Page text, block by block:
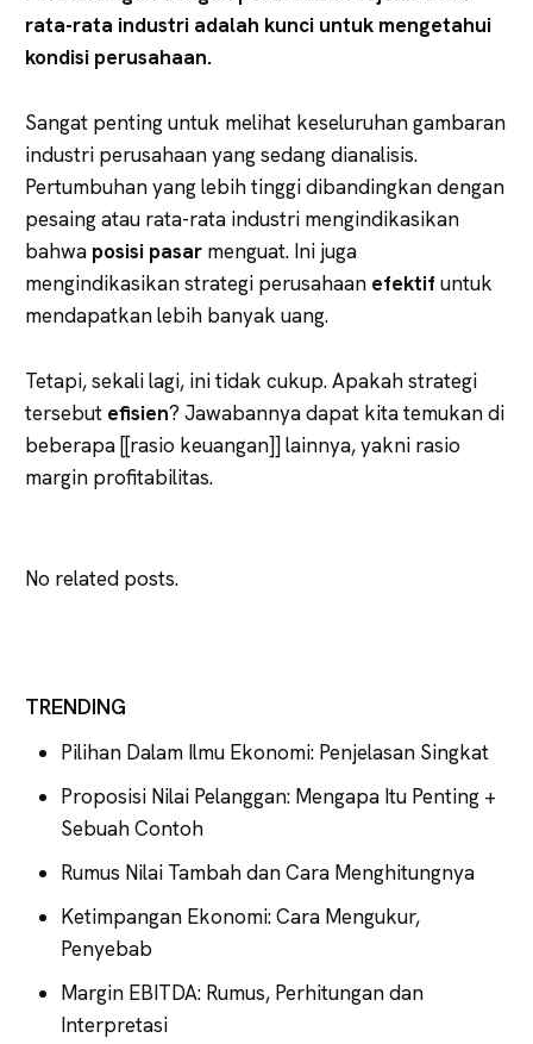
rata-rata industri adalah kunci untuk mengetahui
kondisi perusahaan.
Sangat penting untuk melihat keseluruhan gambaran
industri perusahaan yang sedang dianalisis.
Pertumbuhan yang lebih tinggi dibandingkan dengan
pesaing atau rata-rata industri mengindikasikan
bahwa posisi pasar menguat. Ini juga
mengindikasikan strategi perusahaan efektifuntuk
mendapatkan lebih banyak uang.
Tetapi, sekali lagi, ini tidak cukup. Apakah strategi
tersebut efisien? Jawabannya dapat kita temukan di
beberapa [[rasio keuangan]] lainnya, yakni rasio
margin profitabilitas.
No related posts.
TRENDING
Pilihan Dalam Ilmu Ekonomi: Penjelasan Singkat
Proposisi Nilai Pelanggan: Mengapa Itu Penting +
Sebuah Contoh
Rumus Nilai Tambah dan Cara Menghitungnya
Ketimpangan Ekonomi: Cara Mengukur,
Penyebab
Margin EBITDA: Rumus, Perhitungan dan
Interpretasi